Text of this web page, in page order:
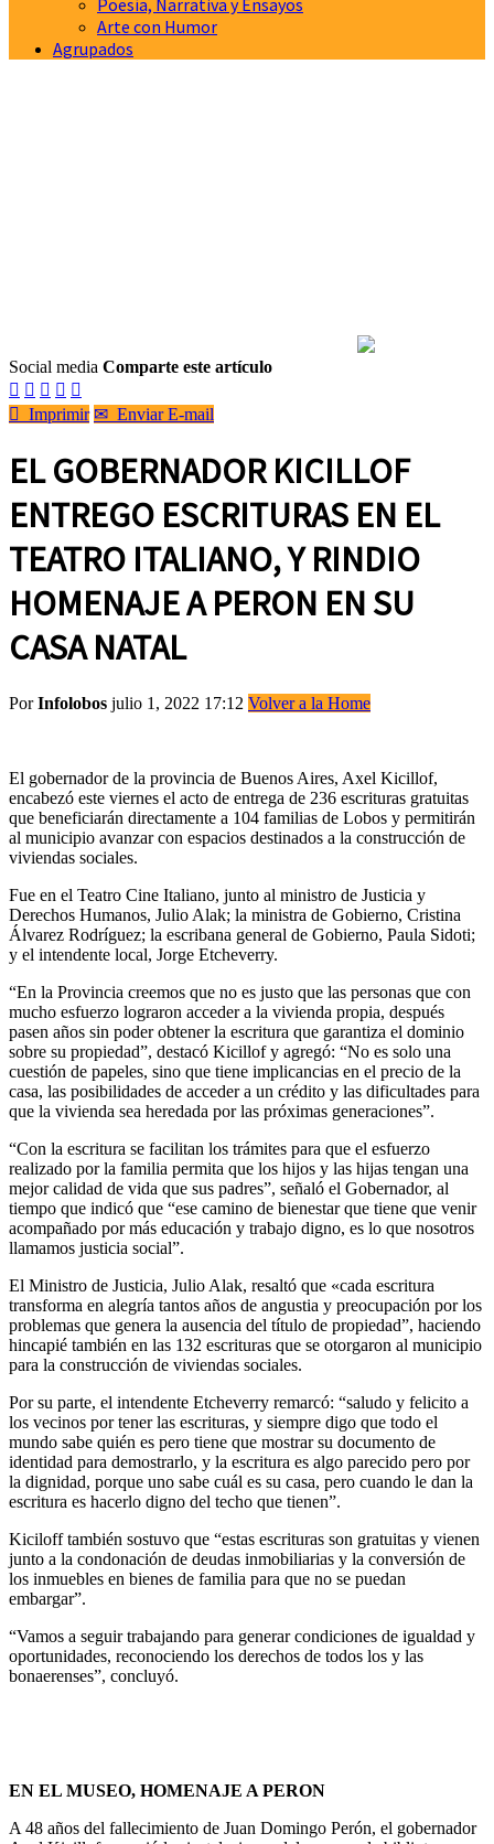
Poesía, Narrativa y Ensayos
Arte con Humor
Agrupados
Social media Comparte este artículo
    
 Imprimir ✉ Enviar E-mail
EL GOBERNADOR KICILLOF
ENTREGO ESCRITURAS EN EL
TEATRO ITALIANO, Y RINDIO
HOMENAJE A PERON EN SU
CASA NATAL
PorInfolobos julio 1, 2022 17:12 Volver a la Home
El gobernador de la provincia de Buenos Aires, Axel Kicillof,
encabezó este viernes el acto de entrega de 236 escrituras gratuitas
que beneficiarán directamente a 104 familias de Lobos y permitirán
al municipio avanzar con espacios destinados a la construcción de
viviendas sociales.
Fue en el Teatro Cine Italiano, junto al ministro de Justicia y
Derechos Humanos, Julio Alak; la ministra de Gobierno, Cristina
Álvarez Rodríguez; la escribana general de Gobierno, Paula Sidoti;
y el intendente local, Jorge Etcheverry.
“En la Provincia creemos que no es justo que las personas que con
mucho esfuerzo lograron acceder a la vivienda propia, después
pasen años sin poder obtener la escritura que garantiza el dominio
sobre su propiedad”, destacó Kicillof y agregó: “No es solo una
cuestión de papeles, sino que tiene implicancias en el precio de la
casa, las posibilidades de acceder a un crédito y las dificultades para
que la vivienda sea heredada por las próximas generaciones”.
“Con la escritura se facilitan los trámites para que el esfuerzo
realizado por la familia permita que los hijos y las hijas tengan una
mejor calidad de vida que sus padres”, señaló el Gobernador, al
tiempo que indicó que “ese camino de bienestar que tiene que venir
acompañado por más educación y trabajo digno, es lo que nosotros
llamamos justicia social”.
El Ministro de Justicia, Julio Alak, resaltó que «cada escritura
transforma en alegría tantos años de angustia y preocupación por los
problemas que genera la ausencia del título de propiedad”, haciendo
hincapié también en las 132 escrituras que se otorgaron al municipio
para la construcción de viviendas sociales.
Por su parte, el intendente Etcheverry remarcó: “saludo y felicito a
los vecinos por tener las escrituras, y siempre digo que todo el
mundo sabe quién es pero tiene que mostrar su documento de
identidad para demostrarlo, y la escritura es algo parecido pero por
la dignidad, porque uno sabe cuál es su casa, pero cuando le dan la
escritura es hacerlo digno del techo que tienen”.
Kiciloff también sostuvo que “estas escrituras son gratuitas y vienen
junto a la condonación de deudas inmobiliarias y la conversión de
los inmuebles en bienes de familia para que no se puedan
embargar”.
“Vamos a seguir trabajando para generar condiciones de igualdad y
oportunidades, reconociendo los derechos de todos los y las
bonaerenses”, concluyó.
EN EL MUSEO, HOMENAJE A PERON
A 48 años del fallecimiento de Juan Domingo Perón, el gobernador